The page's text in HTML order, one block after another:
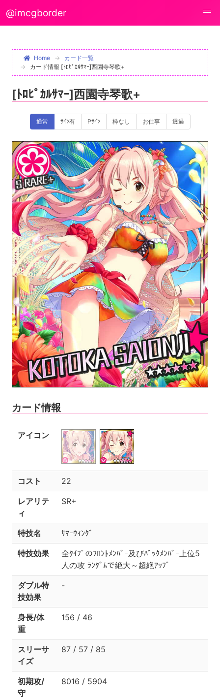
@imcgborder
Home
カード一覧
カード情報 [ﾄﾛﾋﾟｶﾙｻﾏｰ]西園寺琴歌+
[ﾄﾛﾋﾟｶﾙｻﾏｰ]西園寺琴歌+
通常 ｻｲﾝ有 Pｻｲﾝ 枠なし お仕事 透過
カード情報
アイコン
コスト 22
レアリテ
ィ
SR+
特技名 ｻﾏｰｳｨﾝｸﾞ
特技効果
全ﾀｲﾌﾟのﾌﾛﾝﾄﾒﾝﾊﾞｰ及びﾊﾞｯｸﾒﾝﾊﾞｰ上位5
人の攻 ﾗﾝﾀﾞﾑで絶大～超絶ｱｯﾌﾟ
ダブル特
技効果
-
身長/体
重
156 / 46
スリーサ
イズ
87 / 57 / 85
初期攻/
守
8016 / 5904